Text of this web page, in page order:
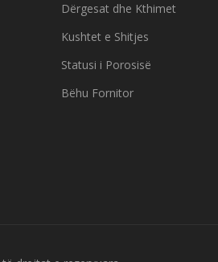
Dërgesat dhe Kthimet
Kushtet e Shitjes
Statusi i Porosisë
Bëhu Fornitor